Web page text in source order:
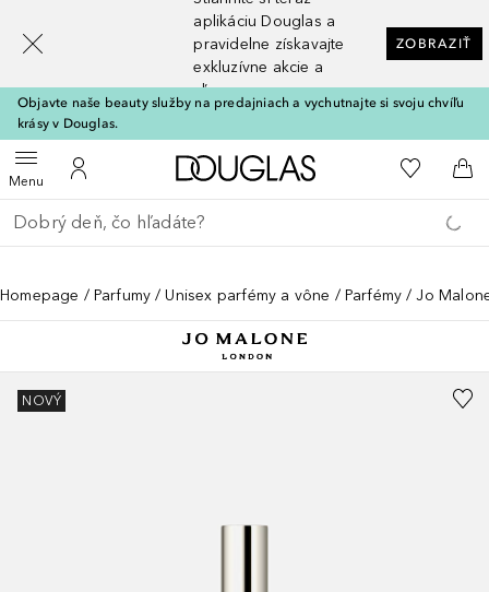
aplikáciu Douglas a
pravidelne získavajte
exkluzívne akcie a
zľavy
ZOBRAZIŤ
Objavte naše beauty služby na predajniach a vychutnajte si svoju chvíľu
krásy v Douglas.
MenuOtvoriť menuDo môjho účtu
Domov Do môjho
Do
Choď späť
Vykonajte vyhľadávanie
Homepage Parfumy Unisex parfémy a vône Parfémy Jo
NOVÝ
[navigation.slideout.screenreader]